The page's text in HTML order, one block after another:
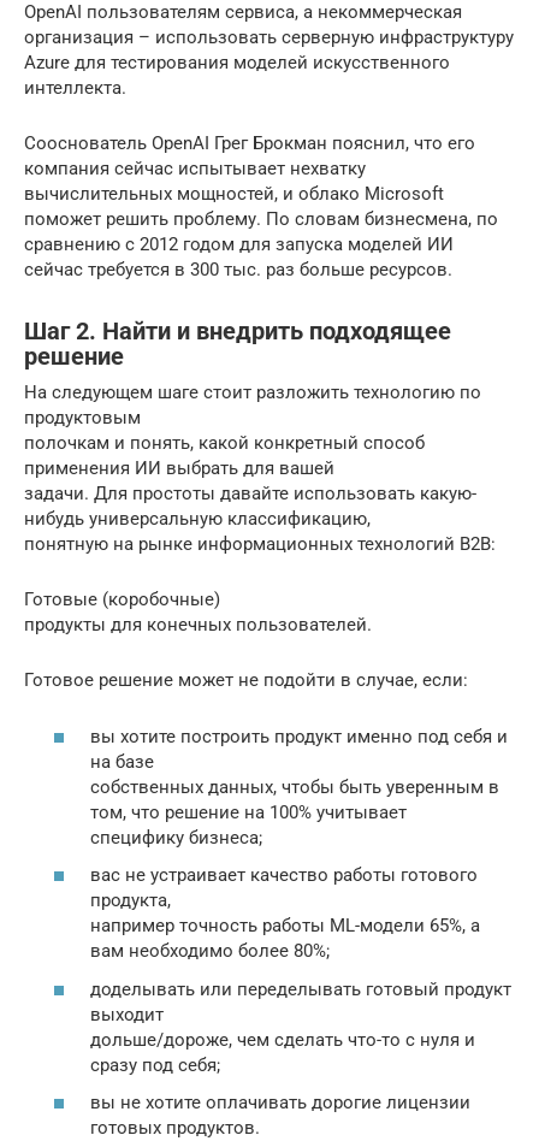
OpenAI пользователям сервиса, а некоммерческая
организация – использовать серверную инфраструктуру
Azure для тестирования моделей искусственного
интеллекта.
Сооснователь OpenAI Грег Брокман пояснил, что его
компания сейчас испытывает нехватку
вычислительных мощностей, и облако Microsoft
поможет решить проблему. По словам бизнесмена, по
сравнению с 2012 годом для запуска моделей ИИ
сейчас требуется в 300 тыс. раз больше ресурсов.
Шаг 2. Найти и внедрить подходящее
решение
На следующем шаге стоит разложить технологию по
продуктовым
полочкам и понять, какой конкретный способ
применения ИИ выбрать для вашей
задачи. Для простоты давайте использовать какую-
нибудь универсальную классификацию,
понятную на рынке информационных технологий B2B:
Готовые (коробочные)
продукты для конечных пользователей.
Готовое решение может не подойти в случае, если:
вы хотите построить продукт именно под себя и
на базе
собственных данных, чтобы быть уверенным в
том, что решение на 100% учитывает
специфику бизнеса;
вас не устраивает качество работы готового
продукта,
например точность работы ML-модели 65%, а
вам необходимо более 80%;
доделывать или переделывать готовый продукт
выходит
дольше/дороже, чем сделать что-то с нуля и
сразу под себя;
вы не хотите оплачивать дорогие лицензии
готовых продуктов.